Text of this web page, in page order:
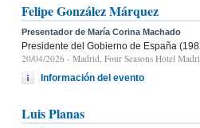
Felipe González Márquez
Presentador de María Corina Machado
Presidente del Gobierno de España
20/04/2026 - Madrid, Four Seasons Hotel
Información del evento
Luis Planas